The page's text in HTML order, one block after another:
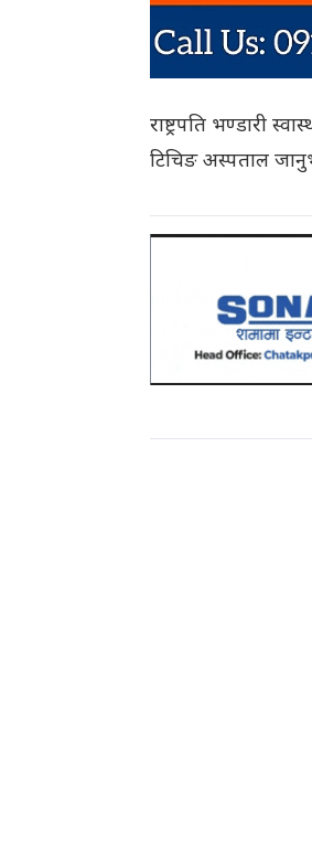
राष्ट्रपति भण्डारी
टिचिङ अस्पताल